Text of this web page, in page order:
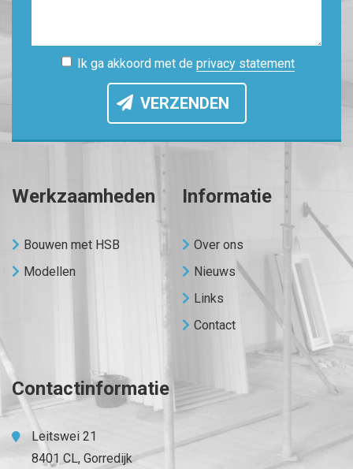
Ik ga akkoord met de privacy statement
VERZENDEN
Werkzaamheden
Bouwen met HSB
Modellen
Informatie
Over ons
Nieuws
Links
Contact
Contactinformatie
Leitswei 21
8401 CL, Gorredijk